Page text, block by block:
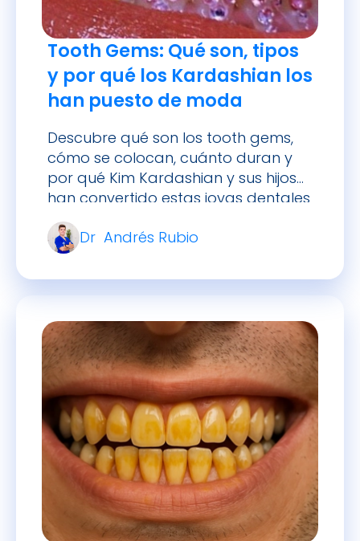
Tooth Gems: Qué son, tipos
y por qué los Kardashian los
han puesto de moda
Descubre qué son los tooth gems,
cómo se colocan, cuánto duran y
por qué Kim Kardashian y sus hijos
han convertido estas joyas dentales
en un fenómeno global.
Dr Andrés Rubio